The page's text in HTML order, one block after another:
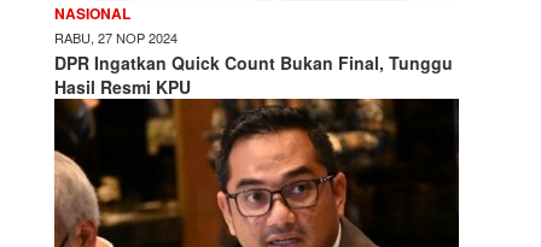
NASIONAL
RABU, 27 NOP 2024
DPR Ingatkan Quick Count Bukan Final, Tunggu
Hasil Resmi KPU